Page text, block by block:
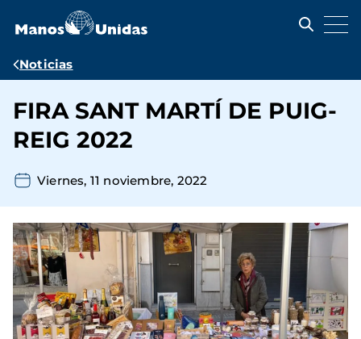
contenido
Ruta
navegación
Noticias
FIRA SANT MARTÍ DE PUIG-
REIG 2022
Viernes, 11 noviembre, 2022